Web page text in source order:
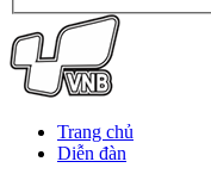
Trang chủ
Diễn đàn